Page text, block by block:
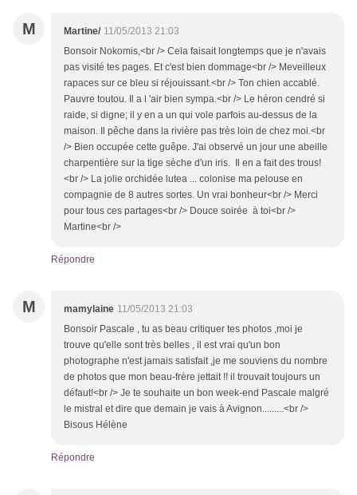
M Martine/ 11/05/2013 21:03
Bonsoir Nokomis,<br /> Cela faisait longtemps que je n'avais
pas visité tes pages. Et c'est bien dommage<br /> Meveilleux
rapaces sur ce bleu si réjouissant.<br /> Ton chien accablé.
Pauvre toutou. Il a l 'air bien sympa.<br /> Le héron cendré si
raide, si digne; il y en a un qui vole parfois au-dessus de la
maison. Il pêche dans la rivière pas très loin de chez moi.<br
/> Bien occupée cette guêpe. J'ai observé un jour une abeille
charpentière sur la tige sèche d'un iris. Il en a fait des trous!
<br /> La jolie orchidée lutea ... colonise ma pelouse en
compagnie de 8 autres sortes. Un vrai bonheur<br /> Merci
pour tous ces partages<br /> Douce soirée à toi<br />
Martine<br />
Répondre
M mamylaine 11/05/2013 21:03
Bonsoir Pascale , tu as beau critiquer tes photos ,moi je
trouve qu'elle sont très belles , il est vrai qu'un bon
photographe n'est jamais satisfait ,je me souviens du nombre
de photos que mon beau-frère jettait !! il trouvait toujours un
défaut!<br /> Je te souhaite un bon week-end Pascale malgré
le mistral et dire que demain je vais à Avignon.........<br />
Bisous Hélène
Répondre